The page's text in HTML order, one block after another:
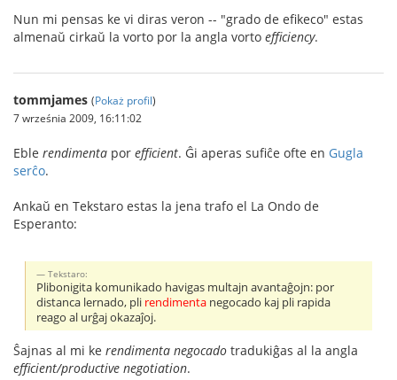
Nun mi pensas ke vi diras veron -- "grado de efikeco" estas
almenaŭ cirkaŭ la vorto por la angla vorto efficiency.
tommjames (Pokaż profil)
7 września 2009, 16:11:02
Eble rendimenta por efficient. Ĝi aperas sufiĉe ofte en Gugla
serĉo.
Ankaŭ en Tekstaro estas la jena trafo el La Ondo de
Esperanto:
Tekstaro:
Plibonigita komunikado havigas multajn avantaĝojn: por
distanca lernado, pli rendimenta negocado kaj pli rapida
reago al urĝaj okazaĵoj.
Ŝajnas al mi ke rendimenta negocado tradukiĝas al la angla
efficient/productive negotiation.